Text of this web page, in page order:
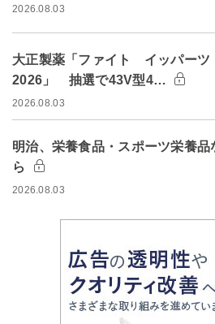
2026.08.03
大正製薬「ファイト イッパーツ
2026」 抽選で43V型4…
2026.08.03
明治、栄養食品・スポーツ栄養
ら
2026.08.03